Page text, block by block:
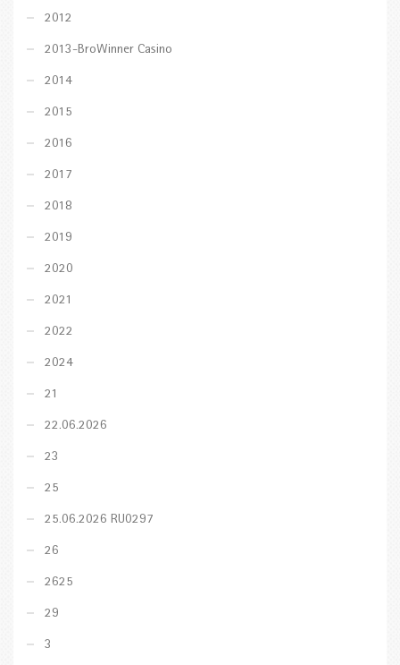
2012
2013-BroWinner Casino
2014
2015
2016
2017
2018
2019
2020
2021
2022
2024
21
22.06.2026
23
25
25.06.2026 RU0297
26
2625
29
3